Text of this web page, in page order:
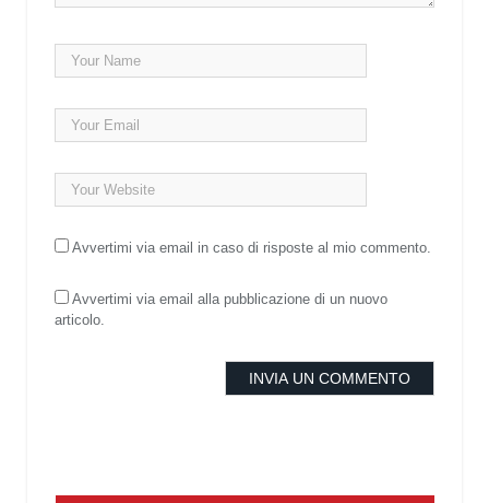
Avvertimi via email in caso di risposte al mio commento.
Avvertimi via email alla pubblicazione di un nuovo
articolo.